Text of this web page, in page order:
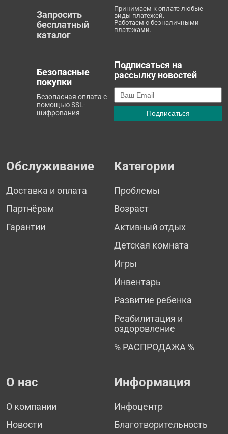
Запросить
бесплатный
каталог
Принимаем к оплате любые
виды платежей.
Работаем с безналичными
платежами.
Безопасные
покупки
Безопасная оплата с
помощью SSL-
шифрования
Подписаться на
рассылку новостей
Обслуживание
Доставка и оплата
Партнёрам
Гарантии
Категории
Проблемы
Возраст
Активный отдых
Детская комната
Игры
Инвентарь
Развитие ребенка
Реабилитация и
оздоровление
% РАСПРОДАЖА %
О нас
О компании
Новости
Информация
Инфоцентр
Благотворительность